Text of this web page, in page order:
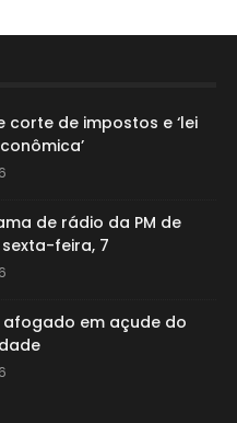
corte de impostos e ‘lei
de rádio da PM de
feira, 7
afogado em açude do